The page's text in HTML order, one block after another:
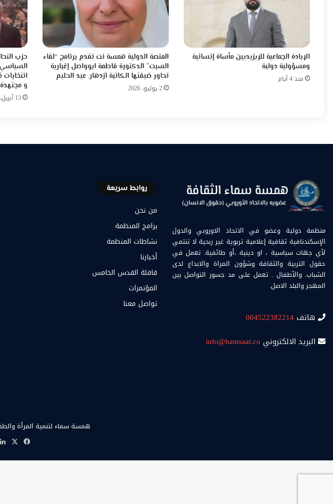
الإبادة الجماعية للإيزيديين مأساة إنسانية
ومسؤولية دولية
منذ 4 أيام
المنصة الدولية همسة نت تقدم برنامج “لقاء
السبت” الدكتورة فاطمة ابوواصل إغبارية
تحاور ضيفتها الكاتبة ازدهار. عيد الحليم
2 يوليو، 2026
حزب
و
13 أبريل، 2026
منظمة دولية وعضو في الاتحاد الاوروبي والدول
الإسكندنافية ثقافية إعلامية تربوية غير ربحية لا تنتمي
لأي جهات سياسية ، او دينية ،أو طائفية. تعمل في
حقول التربية والثقافة وشؤون المراة والابداع لدى
الشباب. والأطفال . تعمل على مد جسور التواصل بين
المهجر والبلد الاصل.
هاتف 004522382214
البريد الالكتروني info@hamsaat.co
روابط سريعة
من نحن
برامج المنظمة
نشاطات المنظمة
أخبارنا
قافلة القدس الخامس
المؤتمرات
تواصل معنا
همسة سماء لتنمية المرأة
فيسبوك